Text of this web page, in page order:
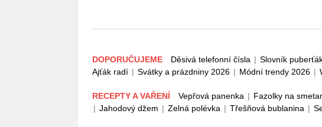
DOPORUČUJEME Děsivá telefonní čísla | Slovník
Ajťák radí | Svátky a prázdniny 2026 | Módní trendy 2026 |
RECEPTY A VAŘENÍ Vepřová panenka | Fazolky na
| Jahodový džem | Zelná polévka | Třešňová bublanina |